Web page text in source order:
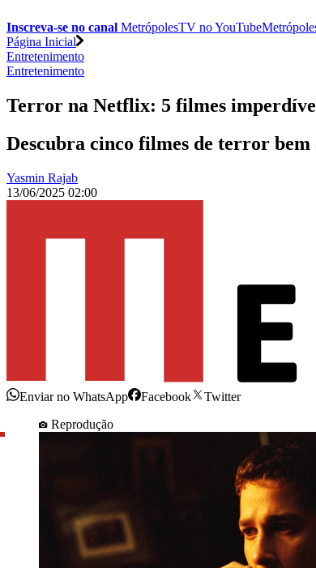
Inscreva-se no canal MetrópolesTV noYouTube
Página Inicial
Entretenimento
Entretenimento
Terror na Netflix: 5 filmes
Descubra cinco filmes de terror bem
Yasmin Rajab
13/06/2025 02:00
Enviar no WhatsApp Facebook
Twitter
Reprodução